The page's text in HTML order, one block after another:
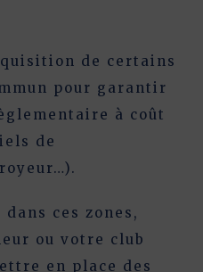
de certains
pour garantir
à coût
de
ces zones,
ou votre club
en place des